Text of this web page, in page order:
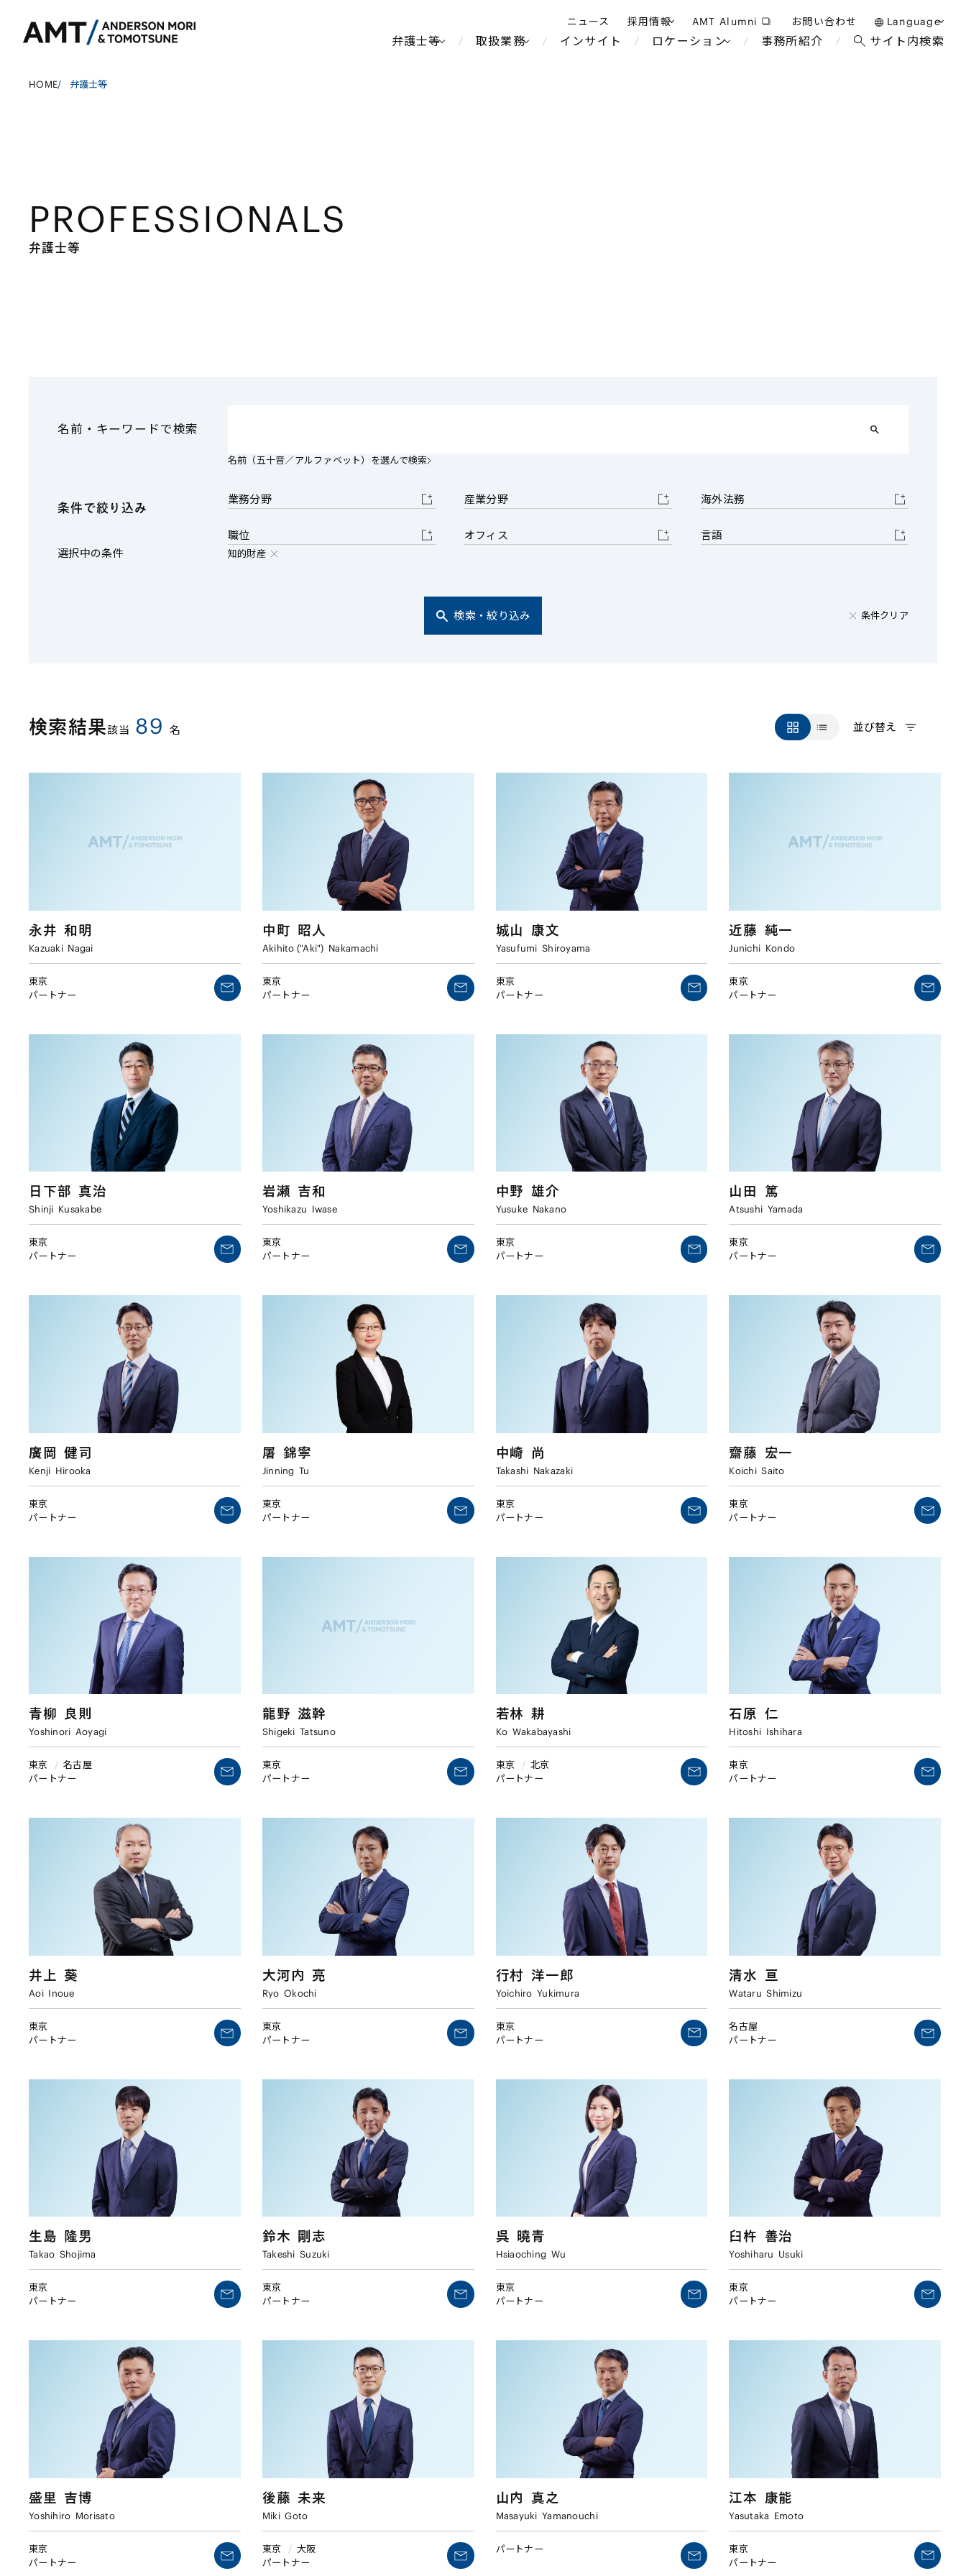
ニュース 採用情報 AMT Alumni お問い合わせ Language
日本語
弁護士等 取扱業務
コーポレート
銀行
化学
東アジア
インサイト ロケーション
名古屋
事務所紹介 サイト内検索
HOME/ 弁護士等
PROFESSIONALS
弁護士等
名前・キーワードで検索
名前（五十音／アルファベット）を選んで検索
条件で絞り込み
業務分野 産業分野 海外法務
職位 オフィス
言語
選択中の条件
知的財産
検索・絞り込み 条件クリア
検索結果該当 89 名 並び替え
永井 和明
Kazuaki Nagai
東京
パートナー
中町 昭人
Akihito ("Aki") Nakamachi
東京
パートナー
城山 康文
Yasufumi Shiroyama
東京
パートナー
近藤 純一
Junichi Kondo
東京
パートナー
日下部 真治
Shinji Kusakabe
東京
パートナー
岩瀬 吉和
Yoshikazu Iwase
東京
パートナー
中野 雄介
Yusuke Nakano
東京
パートナー
山田 篤
Atsushi Yamada
東京
パートナー
廣岡 健司
Kenji Hirooka
東京
パートナー
屠 錦寧
Jinning Tu
東京
パートナー
中崎 尚
Takashi Nakazaki
東京
パートナー
齋藤 宏一
Koichi Saito
東京
パートナー
青柳 良則
Yoshinori Aoyagi
東京 / 名古屋
パートナー
龍野 滋幹
Shigeki Tatsuno
東京
パートナー
若林 耕
Ko Wakabayashi
東京 / 北京
パートナー
石原 仁
Hitoshi Ishihara
東京
パートナー
井上 葵
Aoi Inoue
東京
パートナー
大河内 亮
Ryo Okochi
東京
パートナー
行村 洋一郎
Yoichiro Yukimura
東京
パートナー
清水 亘
Wataru Shimizu
名古屋
パートナー
生島 隆男
Takao Shojima
東京
パートナー
鈴木 剛志
Takeshi Suzuki
東京
パートナー
呉 曉青
Hsiaoching Wu
東京
パートナー
臼杵 善治
Yoshiharu Usuki
東京
パートナー
盛里 吉博
Yoshihiro Morisato
東京
パートナー
後藤 未来
Miki Goto
東京 / 大阪
パートナー
山内 真之
Masayuki Yamanouchi
パートナー
江本 康能
Yasutaka Emoto
東京
パートナー